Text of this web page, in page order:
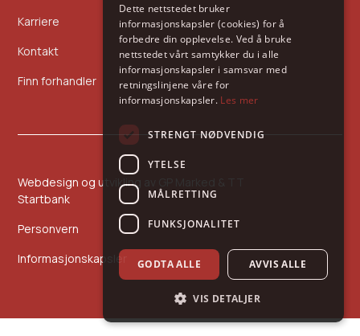
Karriere
Kontakt
Finn forhandler
Startbank
Personvern
Informasjonskapsler
Webdesign og utvikling av
Dette nettstedet bruker
informasjonskapsler (cookies) for å
forbedre din opplevelse. Ved å bruke
nettstedet vårt samtykker du i alle
informasjonskapsler i samsvar med
retningslinjene våre for
informasjonskapsler. Les mer
STRENGT NØDVENDIG
YTELSE
MÅLRETTING
FUNKSJONALITET
GODTA ALLE AVVIS ALLE
VIS DETALJER